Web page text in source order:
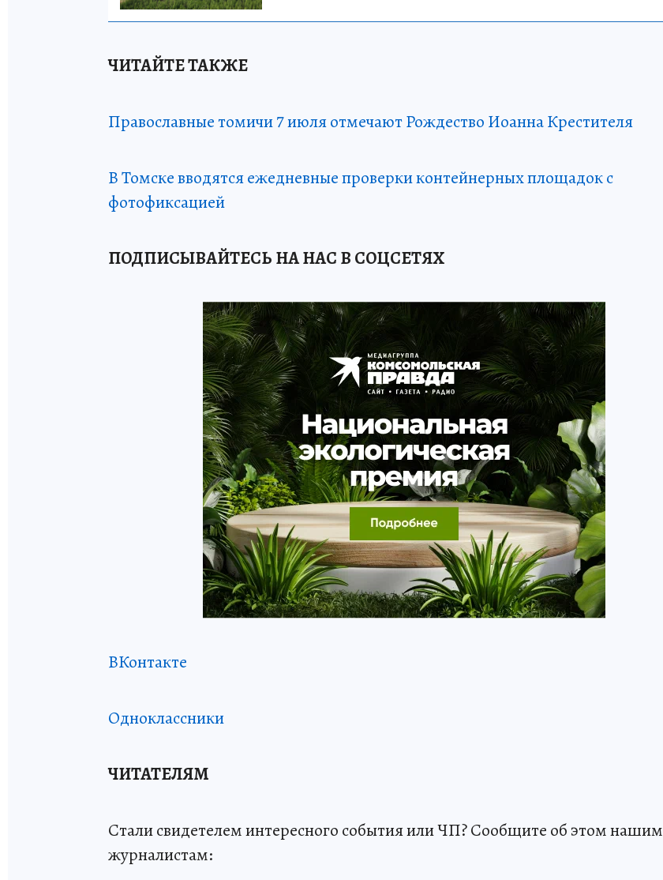
ЧИТАЙТЕ ТАКЖЕ
Православные томичи 7 июля отмечают Рождество Иоанна Крестителя
В Томске вводятся ежедневные проверки контейнерных площадок с
фотофиксацией
ПОДПИСЫВАЙТЕСЬ НА НАС В СОЦСЕТЯХ
ВКонтакте
Одноклассники
ЧИТАТЕЛЯМ
Стали свидетелем интересного события или ЧП? Сообщите об этом нашим
журналистам: